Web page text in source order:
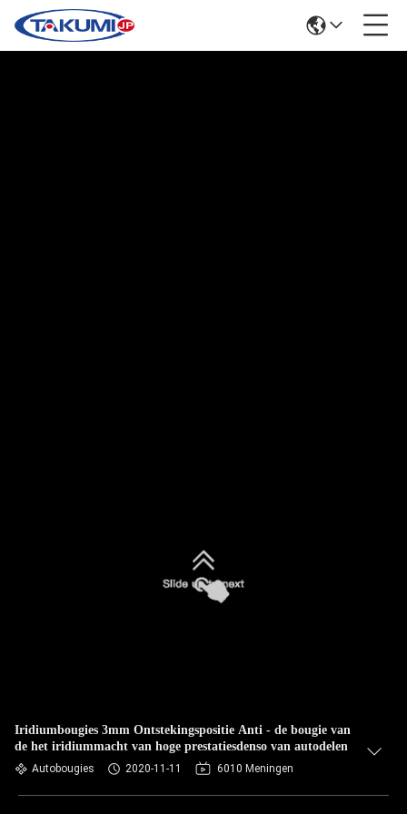
Iridiumbougies 3mm Ontstekingspositie Anti - de bougie van
de het iridiummacht van hoge prestatiesdenso van autodelen
Autobougies 2020-11-11 6010 Meningen